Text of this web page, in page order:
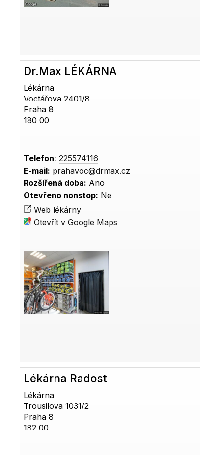
Dr.Max LÉKÁRNA
Lékárna
Voctářova 2401/8
Praha 8
180 00
Telefon: 225574116
E-mail: prahavoc@drmax.cz
Rozšířená doba: Ano
Otevřeno nonstop: Ne
Web lékárny
Otevřít v Google Maps
Lékárna Radost
Lékárna
Trousilova 1031/2
Praha 8
182 00